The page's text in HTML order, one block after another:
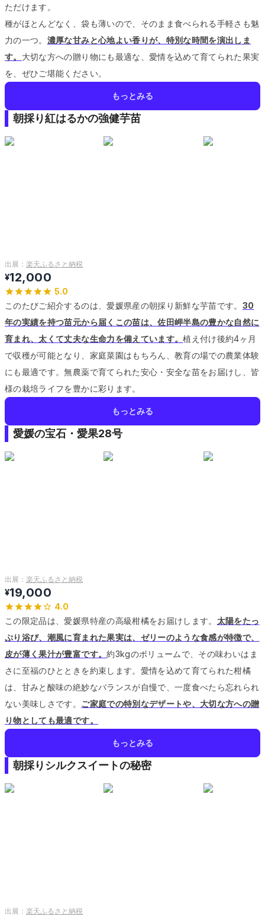
ただけます。
種がほとんどなく、袋も薄いので、そのまま食べられる手軽さも魅
力の一つ。 濃厚な甘みと心地よい香りが、特別な時間を演出しま
す。 大切な方への贈り物にも最適な、愛情を込めて育てられた果実
を、ぜひご堪能ください。
もっとみる
朝採り紅はるかの強健芋苗
出展： 楽天ふるさと納税
¥12,000
5.0
このたびご紹介するのは、愛媛県産の朝採り新鮮な芋苗です。 30
年の実績を持つ苗元から届くこの苗は、佐田岬半島の豊かな自然に
育まれ、太くて丈夫な生命力を備えています。植え付け後約4ヶ月
で収穫が可能となり、家庭菜園はもちろん、教育の場での農業体験
にも最適です。無農薬で育てられた安心・安全な苗をお届けし、皆
様の栽培ライフを豊かに彩ります。
もっとみる
愛媛の宝石・愛果28号
出展： 楽天ふるさと納税
¥19,000
4.0
この限定品は、愛媛県特産の高級柑橘をお届けします。 太陽をたっ
ぷり浴び、潮風に育まれた果実は、ゼリーのような食感が特徴で、
皮が薄く果汁が豊富です。約3kgのボリュームで、その味わいはま
さに至福のひとときを約束します。 愛情を込めて育てられた柑橘
は、甘みと酸味の絶妙なバランスが自慢で、一度食べたら忘れられ
ない美味しさです。 ご家庭での特別なデザートや、大切な方への贈
り物としても最適です。
もっとみる
朝採りシルクスイートの秘密
出展： 楽天ふるさと納税